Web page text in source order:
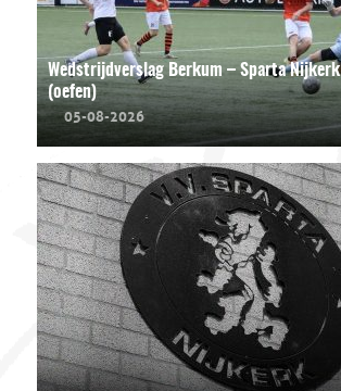
Wedstrijdverslag Berkum – Sparta Nijkerk
(oefen)
05-08-2026